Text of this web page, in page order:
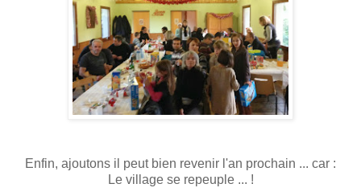
Enfin, ajoutons il peut bien revenir l'an prochain ... car :
Le village se repeuple ... !